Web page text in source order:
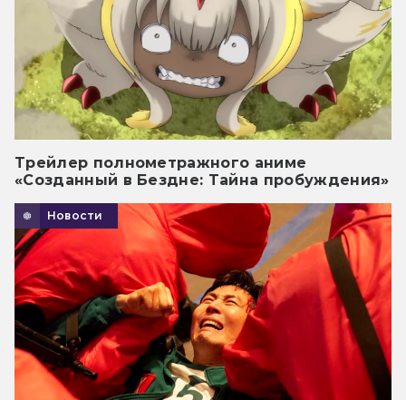
Трейлер полнометражного аниме
«Созданный в Бездне: Тайна пробуждения»
Новости